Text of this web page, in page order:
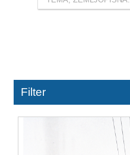
Filter